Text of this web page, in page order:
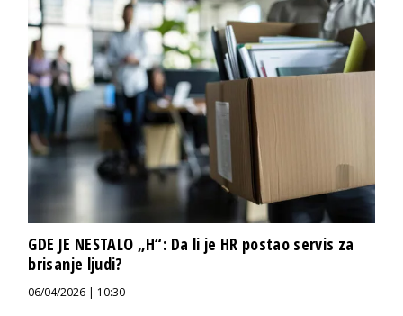
GDE JE NESTALO „H“: Da li je HR postao servis za
brisanje ljudi?
06/04/2026 | 10:30